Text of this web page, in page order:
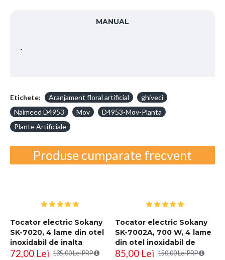
MANUAL
-
Etichete: Aranjament floral artificial
ghiveci
Naimeed D4953
Mov
D4953-Mov-Planta
Plante Artificiale
Produse cumparate frecvent
Tocator electric Sokany
SK-7020, 4 lame din otel
inoxidabil de inalta
calitate, 400 W, 2L,
72,00 Lei 135,00 Lei PRP
Tocator electric Sokany
SK-7002A, 700 W, 4 lame
din otel inoxidabil de
inalta calitate, 2L,
85,00 Lei 150,00 Lei PRP